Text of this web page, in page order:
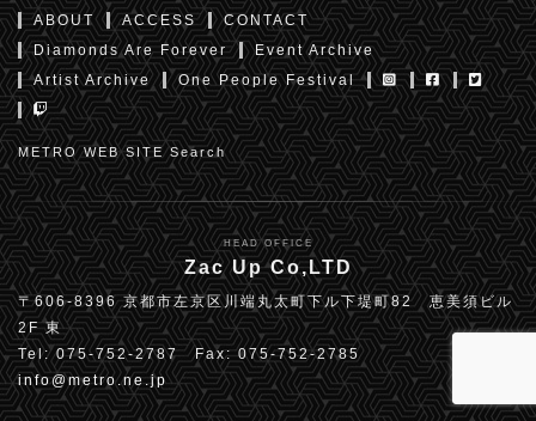
ABOUT
ACCESS
CONTACT
Diamonds Are Forever
Event Archive
Artist Archive
One People Festival
METRO WEB SITE Search
HEAD OFFICE
Zac Up Co,LTD
〒606-8396 京都市左京区川端丸太町下ル下堤町82 恵美須ビル
2F 東
Tel: 075-752-2787 Fax: 075-752-2785
info@metro.ne.jp